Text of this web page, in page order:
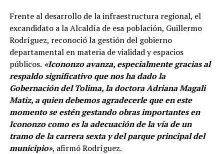
Frente al desarrollo de la infraestructura regional, el
excandidato a la Alcaldía de esa población, Guillermo
Rodríguez, reconoció la gestión del gobierno
departamental en materia de vialidad y espacios
públicos. «Icononzo avanza, especialmente gracias al
respaldo significativo que nos ha dado la
Gobernación del Tolima, la doctora Adriana Magali
Matiz, a quien debemos agradecerle que en este
momento se estén gestando obras importantes en
Icononzo como es la adecuación de la vía de un
tramo de la carrera sexta y del parque principal del
municipio», afirmó Rodríguez.